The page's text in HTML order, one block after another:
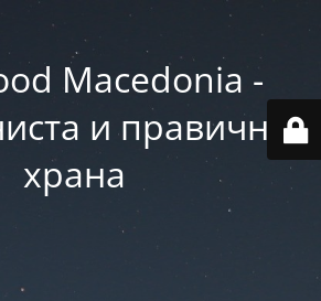
Macedonia -
и правична
храна